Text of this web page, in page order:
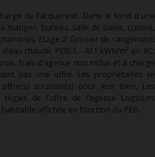
de l'acquéreur. Dans le fond d'une
manger, bureau, salle de bains, cuisine,
Etage 2: Grenier de rangement.
chaude. PEB: E - 411 kWh/m².an. RC:
frais d'agence non inclus et à charge
pas une offre. Les propriétaires se
soumise(s) pour leur bien. Les
de l'offre de l'agence Logissim.
affichée en fonction du PEB.